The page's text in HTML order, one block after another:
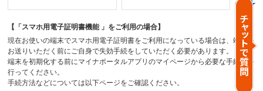
【「スマホ用電子証明書機能 」をご利用の場合】
現在お使いの端末でスマホ用電子証明書をご利用になっている場合は、端末を
お送りいただく前にご自身で失効手続をしていただく必要があります。
端末を初期化する前にマイナポータルアプリのマイページから必要な手続きを
行ってください。
手続方法などについては以下ページをご確認ください。